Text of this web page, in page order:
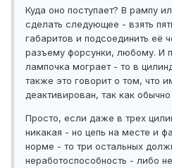
Куда оно поступает? В рампу
сделать следующее - взять
габаритов и подсоединить её
разъему форсунки, любому. И
лампочка мограет - то в
также это говорит о том, что
деактивирован, так как
Просто, если даже в трех
никакая - но цепь на месте и
норме - то три остальных
неработоспособность - либо